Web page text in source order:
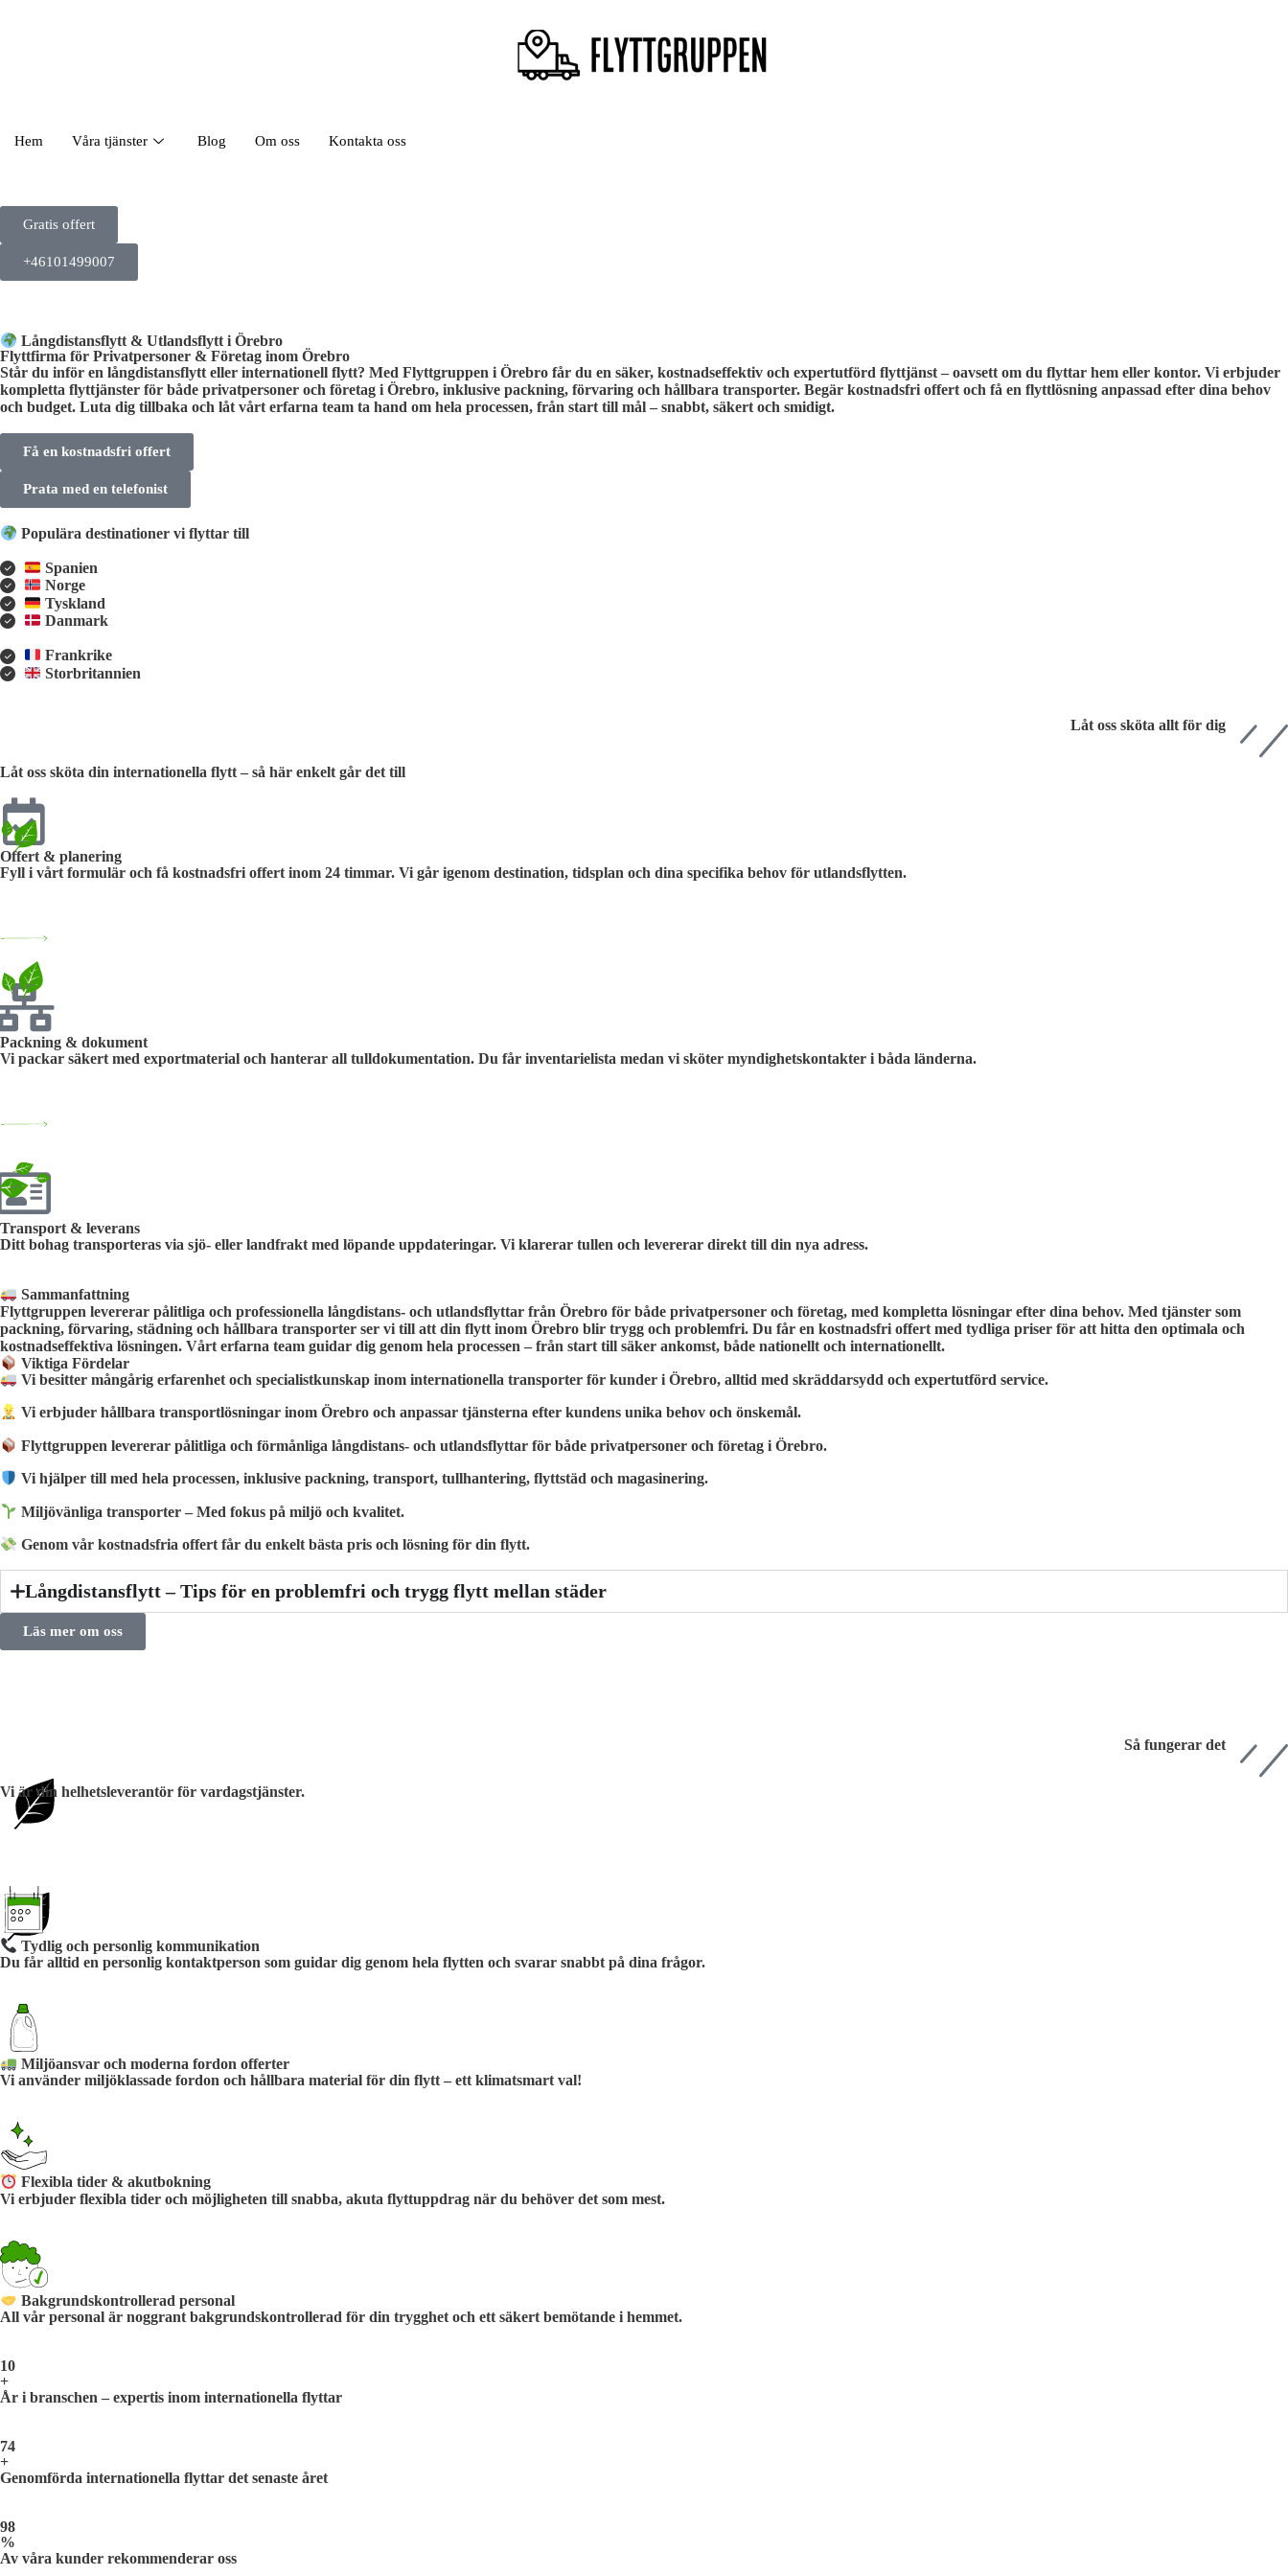
Hem Våra tjänster Blog Om oss Kontakta oss
Gratis offert
+46101499007
Långdistansflytt & Utlandsflytt i Örebro
Flyttfirma för Privatpersoner & Företag inom Örebro
Står du inför en långdistansflytt eller internationell flytt? Med Flyttgruppen i Örebro får du en säker, kostnadseffektiv och expertutförd flyttjänst – oavsett om du flyttar hem eller kontor. Vi erbjuder
kompletta flyttjänster för både privatpersoner och företag i Örebro, inklusive packning, förvaring och hållbara transporter. Begär kostnadsfri offert och få en flyttlösning anpassad efter dina behov
och budget. Luta dig tillbaka och låt vårt erfarna team ta hand om hela processen, från start till mål – snabbt, säkert och smidigt.
Få en kostnadsfri offert
Prata med en telefonist
Populära destinationer vi flyttar till
Spanien
Norge
Tyskland
Danmark
Frankrike
Storbritannien
Låt oss sköta allt för dig
Låt oss sköta din internationella flytt – så här enkelt går det till
Offert & planering
Fyll i vårt formulär och få kostnadsfri offert inom 24 timmar. Vi går igenom destination, tidsplan och dina specifika behov för utlandsflytten.
Packning & dokument
Vi packar säkert med exportmaterial och hanterar all tulldokumentation. Du får inventarielista medan vi sköter myndighetskontakter i båda länderna.
Transport & leverans
Ditt bohag transporteras via sjö- eller landfrakt med löpande uppdateringar. Vi klarerar tullen och levererar direkt till din nya adress.
Sammanfattning
Flyttgruppen levererar pålitliga och professionella långdistans- och utlandsflyttar från Örebro för både privatpersoner och företag, med kompletta lösningar efter dina behov. Med tjänster som
packning, förvaring, städning och hållbara transporter ser vi till att din flytt inom Örebro blir trygg och problemfri. Du får en kostnadsfri offert med tydliga priser för att hitta den optimala och
kostnadseffektiva lösningen. Vårt erfarna team guidar dig genom hela processen – från start till säker ankomst, både nationellt och internationellt.
Viktiga Fördelar
Vi besitter mångårig erfarenhet och specialistkunskap inom internationella transporter för kunder i Örebro, alltid med skräddarsydd och expertutförd service.
Vi erbjuder hållbara transportlösningar inom Örebro och anpassar tjänsterna efter kundens unika behov och önskemål.
Flyttgruppen levererar pålitliga och förmånliga långdistans- och utlandsflyttar för både privatpersoner och företag i Örebro.
Vi hjälper till med hela processen, inklusive packning, transport, tullhantering, flyttstäd och magasinering.
Miljövänliga transporter – Med fokus på miljö och kvalitet.
Genom vår kostnadsfria offert får du enkelt bästa pris och lösning för din flytt.
Långdistansflytt – Tips för en problemfri och trygg flytt mellan städer
Läs mer om oss
Så fungerar det
Vi är din helhetsleverantör för vardagstjänster.
Tydlig och personlig kommunikation
Du får alltid en personlig kontaktperson som guidar dig genom hela flytten och svarar snabbt på dina frågor.
Miljöansvar och moderna fordon offerter
Vi använder miljöklassade fordon och hållbara material för din flytt – ett klimatsmart val!
Flexibla tider & akutbokning
Vi erbjuder flexibla tider och möjligheten till snabba, akuta flyttuppdrag när du behöver det som mest.
Bakgrundskontrollerad personal
All vår personal är noggrant bakgrundskontrollerad för din trygghet och ett säkert bemötande i hemmet.
10
+
År i branschen – expertis inom internationella flyttar
74
+
Genomförda internationella flyttar det senaste året
98
%
Av våra kunder rekommenderar oss